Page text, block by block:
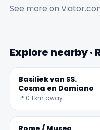
See more on
Explore nearby ·
Basiliek van SS.
Cosma en Damiano
📍 0.1 km away
Rome / Museo